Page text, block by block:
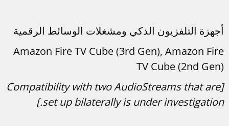
أجهزة التلفزيون الذكي ومشغلات الوسائط الرقمية
Amazon Fire TV Cube (3rd Gen), Amazon Fire
TV Cube (2nd Gen)
[Compatibility with two AudioStreams that are
set up bilaterally is under investigation.]